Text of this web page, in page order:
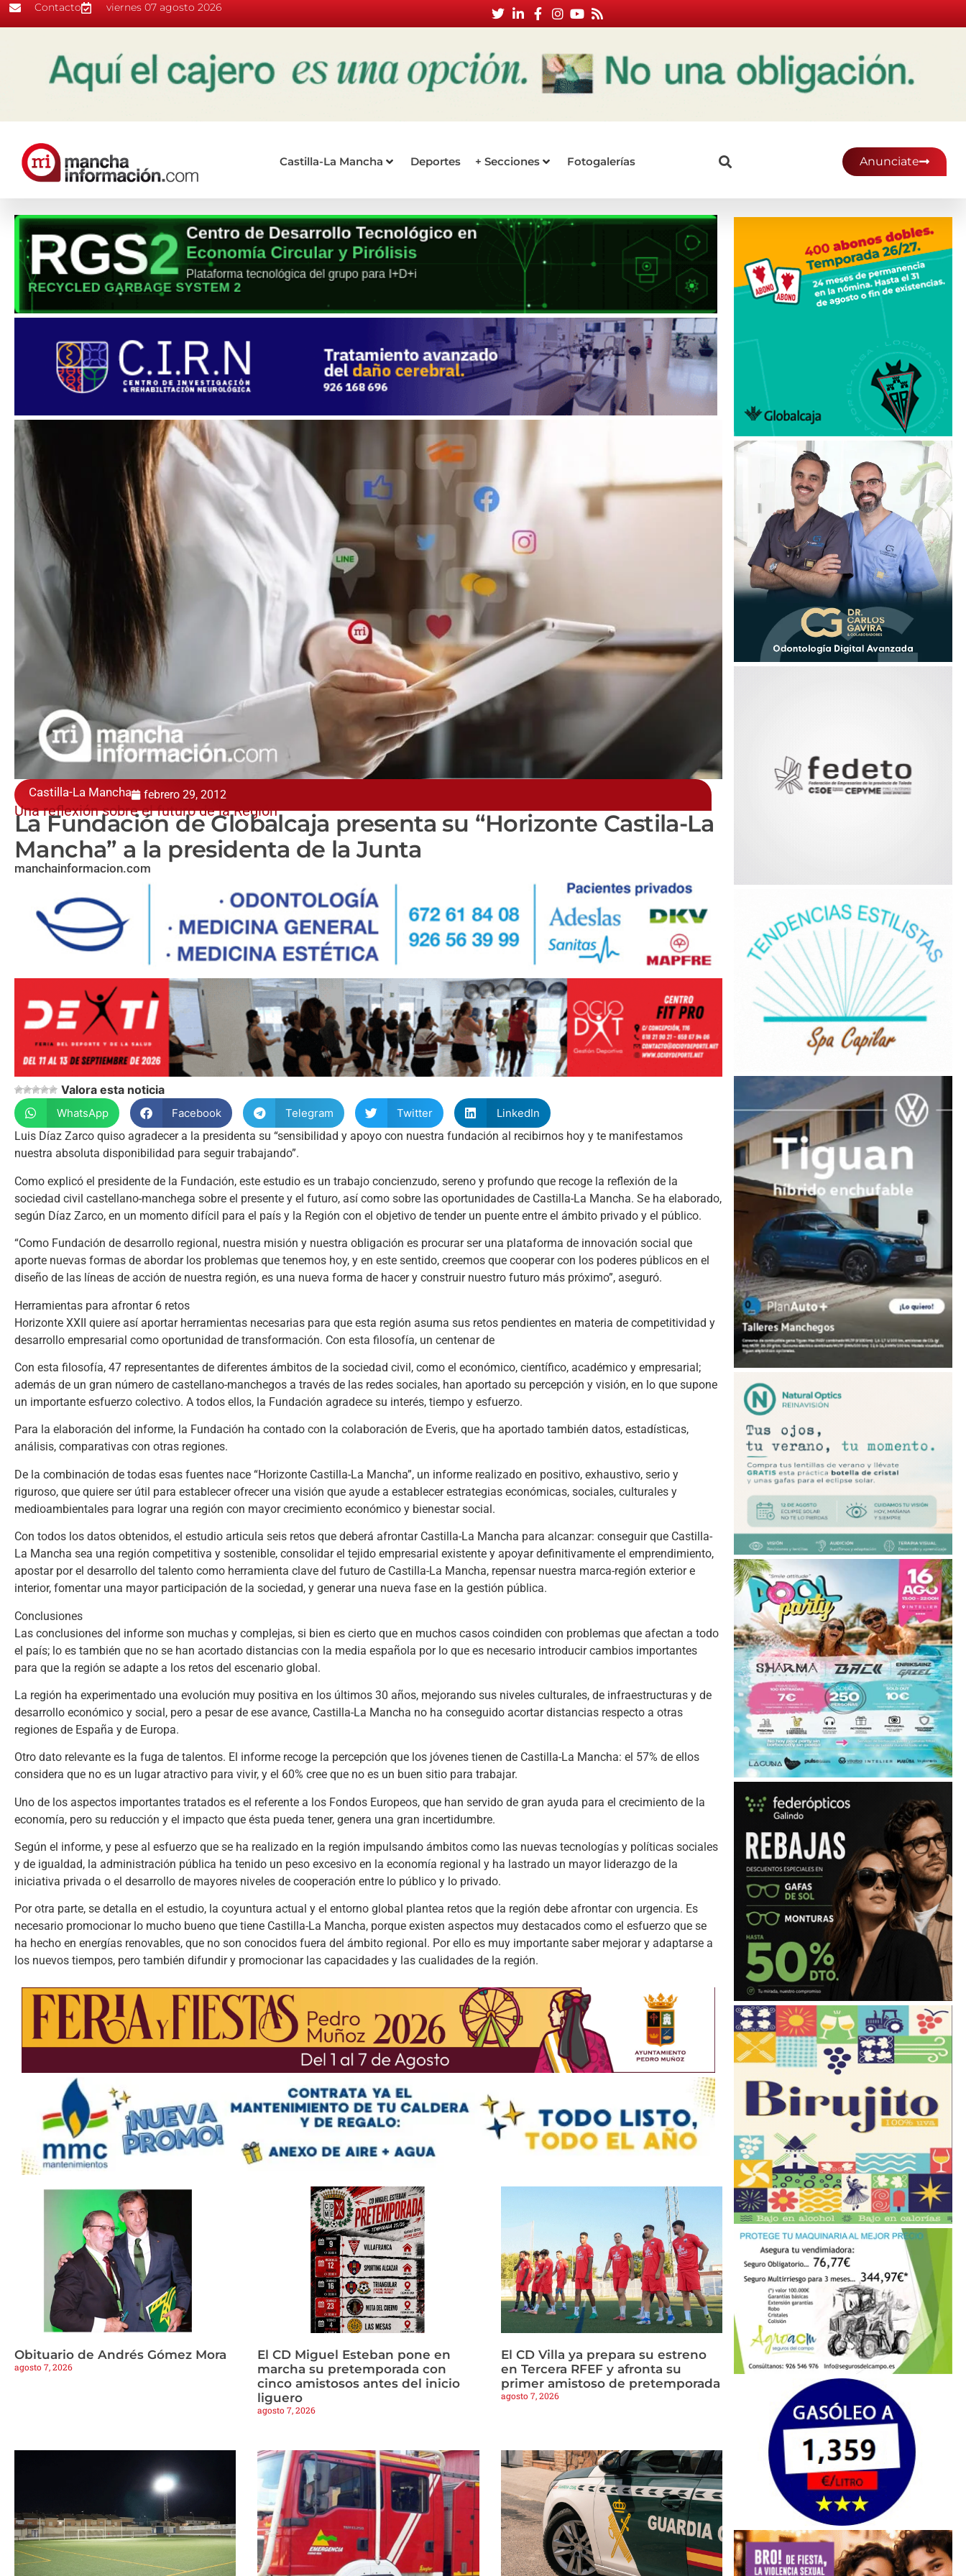
Contacto viernes 07 agosto 2026
Castilla-La Mancha Deportes + Secciones Fotogalerías Anunciate
Castilla-La Mancha febrero 29, 2012
Una reflexión sobre el futuro de la Región
La Fundación de Globalcaja presenta su “Horizonte Castila-La
Mancha” a la presidenta de la Junta
manchainformacion.com
Valora esta noticia
WhatsApp Facebook Telegram Twitter
LinkedIn
Luis Díaz Zarco quiso agradecer a la presidenta su “sensibilidad y apoyo con nuestra fundación al recibirnos hoy y te manifestamos
nuestra absoluta disponibilidad para seguir trabajando”.
Como explicó el presidente de la Fundación, este estudio es un trabajo concienzudo, sereno y profundo que recoge la reflexión de la
sociedad civil castellano-manchega sobre el presente y el futuro, así como sobre las oportunidades de Castilla-La Mancha. Se ha elaborado,
según Díaz Zarco, en un momento difícil para el país y la Región con el objetivo de tender un puente entre el ámbito privado y el público.
“Como Fundación de desarrollo regional, nuestra misión y nuestra obligación es procurar ser una plataforma de innovación social que
aporte nuevas formas de abordar los problemas que tenemos hoy, y en este sentido, creemos que cooperar con los poderes públicos en el
diseño de las líneas de acción de nuestra región, es una nueva forma de hacer y construir nuestro futuro más próximo”, aseguró.
Herramientas para afrontar 6 retos
Horizonte XXII quiere así aportar herramientas necesarias para que esta región asuma sus retos pendientes en materia de competitividad y
desarrollo empresarial como oportunidad de transformación. Con esta filosofía, un centenar de
Con esta filosofía, 47 representantes de diferentes ámbitos de la sociedad civil, como el económico, científico, académico y empresarial;
además de un gran número de castellano-manchegos a través de las redes sociales, han aportado su percepción y visión, en lo que supone
un importante esfuerzo colectivo. A todos ellos, la Fundación agradece su interés, tiempo y esfuerzo.
Para la elaboración del informe, la Fundación ha contado con la colaboración de Everis, que ha aportado también datos, estadísticas,
análisis, comparativas con otras regiones.
De la combinación de todas esas fuentes nace “Horizonte Castilla-La Mancha”, un informe realizado en positivo, exhaustivo, serio y
riguroso, que quiere ser útil para establecer ofrecer una visión que ayude a establecer estrategias económicas, sociales, culturales y
medioambientales para lograr una región con mayor crecimiento económico y bienestar social.
Con todos los datos obtenidos, el estudio articula seis retos que deberá afrontar Castilla-La Mancha para alcanzar: conseguir que Castilla-
La Mancha sea una región competitiva y sostenible, consolidar el tejido empresarial existente y apoyar definitivamente el emprendimiento,
apostar por el desarrollo del talento como herramienta clave del futuro de Castilla-La Mancha, repensar nuestra marca-región exterior e
interior, fomentar una mayor participación de la sociedad, y generar una nueva fase en la gestión pública.
Conclusiones
Las conclusiones del informe son muchas y complejas, si bien es cierto que en muchos casos coindiden con problemas que afectan a todo
el país; lo es también que no se han acortado distancias con la media española por lo que es necesario introducir cambios importantes
para que la región se adapte a los retos del escenario global.
La región ha experimentado una evolución muy positiva en los últimos 30 años, mejorando sus niveles culturales, de infraestructuras y de
desarrollo económico y social, pero a pesar de ese avance, Castilla-La Mancha no ha conseguido acortar distancias respecto a otras
regiones de España y de Europa.
Otro dato relevante es la fuga de talentos. El informe recoge la percepción que los jóvenes tienen de Castilla-La Mancha: el 57% de ellos
considera que no es un lugar atractivo para vivir, y el 60% cree que no es un buen sitio para trabajar.
Uno de los aspectos importantes tratados es el referente a los Fondos Europeos, que han servido de gran ayuda para el crecimiento de la
economía, pero su reducción y el impacto que ésta pueda tener, genera una gran incertidumbre.
Según el informe, y pese al esfuerzo que se ha realizado en la región impulsando ámbitos como las nuevas tecnologías y políticas sociales
y de igualdad, la administración pública ha tenido un peso excesivo en la economía regional y ha lastrado un mayor liderazgo de la
iniciativa privada o el desarrollo de mayores niveles de cooperación entre lo público y lo privado.
Por otra parte, se detalla en el estudio, la coyuntura actual y el entorno global plantea retos que la región debe afrontar con urgencia. Es
necesario promocionar lo mucho bueno que tiene Castilla-La Mancha, porque existen aspectos muy destacados como el esfuerzo que se
ha hecho en energías renovables, que no son conocidos fuera del ámbito regional. Por ello es muy importante saber mejorar y adaptarse a
los nuevos tiempos, pero también difundir y promocionar las capacidades y las cualidades de la región.
Obituario de Andrés Gómez Mora
agosto 7, 2026
El CD Miguel Esteban pone en
marcha su pretemporada con
cinco amistosos antes del inicio
liguero
agosto 7, 2026
El CD Villa ya prepara su estreno
en Tercera RFEF y afronta su
primer amistoso de pretemporada
agosto 7, 2026